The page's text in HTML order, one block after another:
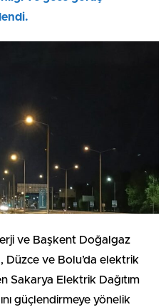
ve Başkent Doğalgaz
Düzce ve Bolu’da elektrik
Sakarya Elektrik Dağıtım
güçlendirmeye yönelik